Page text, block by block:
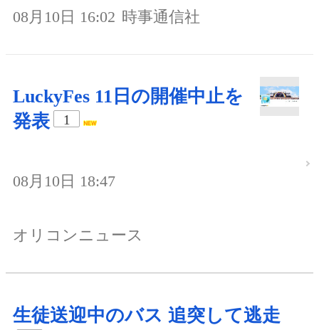
08月10日 16:02 時事通信社
LuckyFes 11日の開催中止を
発表
1
08月10日 18:47
オリコンニュース
生徒送迎中のバス 追突して逃走